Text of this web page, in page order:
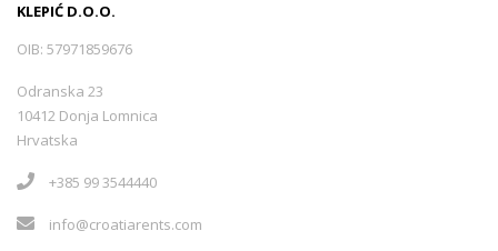
KLEPIĆ D.O.O.
OIB: 57971859676
Odranska 23
10412 Donja Lomnica
Hrvatska
+385 99 3544440
info@croatiarents.com